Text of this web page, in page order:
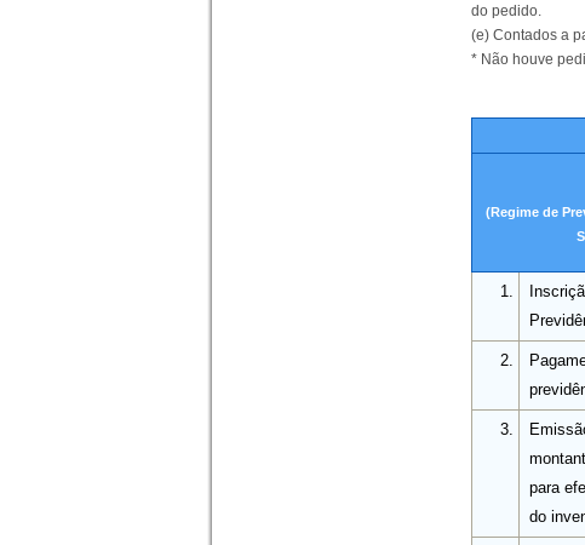
do pedido.
(e)Contados a
*Não houve
(Regime de
1.
2.
3.
para
do